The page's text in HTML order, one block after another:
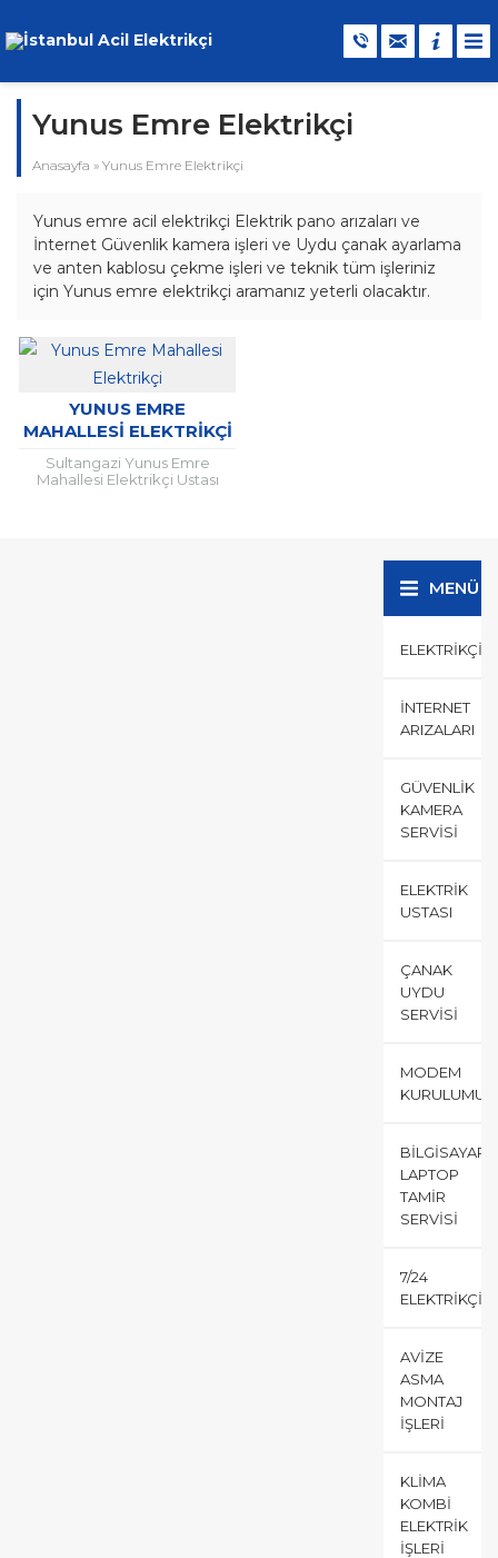
Yunus Emre Elektrikçi
Anasayfa » Yunus Emre Elektrikçi
Yunus emre acil elektrikçi Elektrik pano arızaları ve
İnternet Güvenlik kamera işleri ve Uydu çanak ayarlama
ve anten kablosu çekme işleri ve teknik tüm işleriniz
için Yunus emre elektrikçi aramanız yeterli olacaktır.
YUNUS EMRE
MAHALLESI ELEKTRIKÇI
Sultangazi Yunus Emre
Mahallesi Elektrikçi Ustası
MENÜ
ELEKTRIKÇI
İNTERNET
ARIZALARI
GÜVENLIK
KAMERA
SERVISI
ELEKTRIK
USTASI
ÇANAK
UYDU
SERVISI
MODEM
KURULUMU
BILGISAYAR
LAPTOP
TAMIR
SERVISI
7/24
ELEKTRIKÇI
AVIZE
ASMA
MONTAJ
İŞLERI
KLIMA
KOMBI
ELEKTRIK
İŞLERI